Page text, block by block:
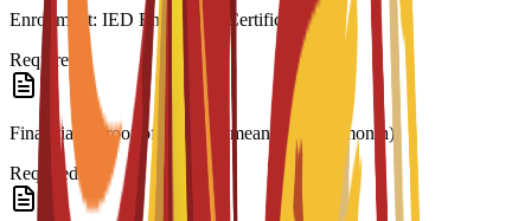
Enrollment: IED Enrollment Certificate.
Required
Financials: Proof of financial means (€600+/month).
Required